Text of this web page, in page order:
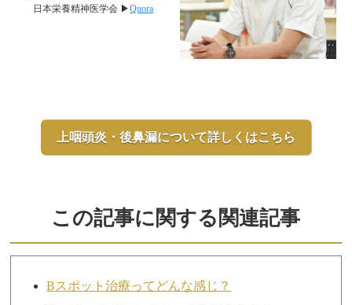
日本栄養精神医学会 ▶︎Quora
上咽頭炎・後鼻漏について詳しくはこちら
この記事に関する関連記事
Bスポット治療ってどんな感じ？